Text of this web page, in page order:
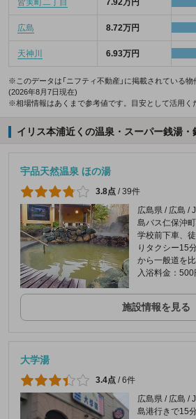
皆実町二丁目 7.92万円
広島 8.72万円
天神川 6.93万円
※このデータは「ニフティ不動産」に掲載されている物
(2026年8月7日現在)
※相場情報はあくまで参考値です。目安として活用く
イリス本浦近くの温泉・スーパー銭湯
宇品天然温泉 ほの湯
3.8点 /39件
広島県 / 広島 /
島バス仁保沖
学校前下車、
りタクシー15
から一般道を
入浴料金：500
施設情報を見る
大学湯
3.4点 /6件
広島県 / 広島 /
島港行きで15